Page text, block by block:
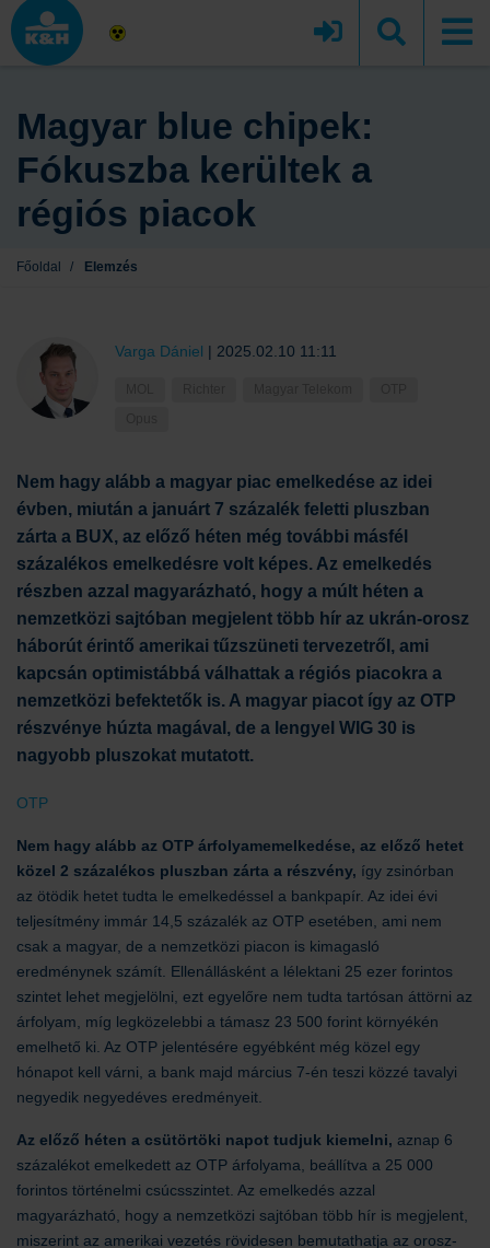
Magyar blue chipek:
Fókuszba kerültek a
régiós piacok
Főoldal / Elemzés
Varga Dániel | 2025.02.10 11:11
Nem hagy alább a magyar piac emelkedése az idei
évben, miután a januárt 7 százalék feletti pluszban
zárta a BUX, az előző héten még további másfél
százalékos emelkedésre volt képes. Az emelkedés
részben azzal magyarázható, hogy a múlt héten a
nemzetközi sajtóban megjelent több hír az ukrán-orosz
háborút érintő amerikai tűzszüneti tervezetről, ami
kapcsán optimistábbá válhattak a régiós piacokra a
nemzetközi befektetők is. A magyar piacot így az OTP
részvénye húzta magával, de a lengyel WIG 30 is
nagyobb pluszokat mutatott.
OTP
Nem hagy alább az OTP árfolyamemelkedése, az előző hetet
közel 2 százalékos pluszban zárta a részvény, így zsinórban
az ötödik hetet tudta le emelkedéssel a bankpapír. Az idei évi
teljesítmény immár 14,5 százalék az OTP esetében, ami nem
csak a magyar, de a nemzetközi piacon is kimagasló
eredménynek számít. Ellenállásként a lélektani 25 ezer forintos
szintet lehet megjelölni, ezt egyelőre nem tudta tartósan áttörni az
árfolyam, míg legközelebbi a támasz 23 500 forint környékén
emelhető ki. Az OTP jelentésére egyébként még közel egy
hónapot kell várni, a bank majd március 7-én teszi közzé tavalyi
negyedik negyedéves eredményeit.
Az előző héten a csütörtöki napot tudjuk kiemelni, aznap 6
százalékot emelkedett az OTP árfolyama, beállítva a 25 000
forintos történelmi csúcsszintet. Az emelkedés azzal
magyarázható, hogy a nemzetközi sajtóban több hír is megjelent,
miszerint az amerikai vezetés rövidesen bemutathatja az orosz-